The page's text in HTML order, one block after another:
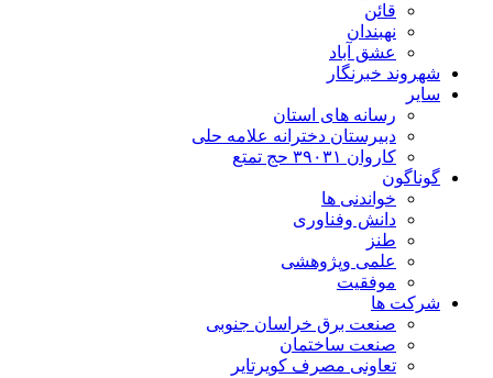
قائن
نهبندان
عشق آباد
شهروند خبرنگار
سایر
رسانه های استان
دبیرستان دخترانه علامه حلی
کاروان ۳۹۰۳۱ حج تمتع
گوناگون
خواندنی ها
دانش وفناوری
طنز
علمی وپژوهشی
موفقیت
شرکت ها
صنعت برق خراسان جنوبی
صنعت ساختمان
تعاونی مصرف کویرتایر